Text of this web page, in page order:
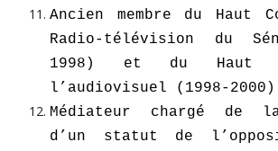
Ancien membre du Haut
Radio-télévision du
1998) et du Haut
l’audiovisuel (1998-2000)
Médiateur chargé de
d’un statut de